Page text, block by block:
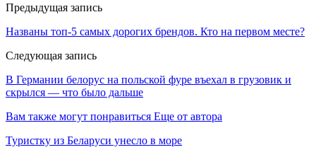
Предыдущая запись
Названы топ-5 самых дорогих брендов. Кто на первом месте?
Следующая запись
В Германии белорус на польской фуре въехал в грузовик и
скрылся — что было дальше
Вам также могут понравиться Еще от автора
Туристку из Беларуси унесло в море